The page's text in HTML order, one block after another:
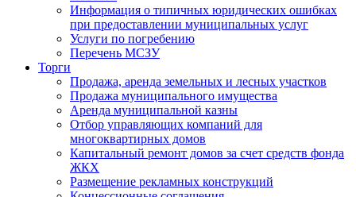
Информация о типичных юридических ошибках
при предоставлении муниципальных услуг
Услуги по погребению
Перечень МСЗУ
Торги
Продажа, аренда земельных и лесных участков
Продажа муниципального имущества
Аренда муниципальной казны
Отбор управляющих компаний для
многоквартирных домов
Капитальный ремонт домов за счет средств фонда
ЖКХ
Размещение рекламных конструкций